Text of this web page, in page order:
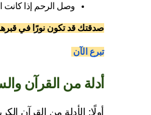
وصل الرحم إذا كانت
صدقتك قد تكون نورًا في
تبرع الآن
أدلة من القرآن
أولًا: الأدلة من القرآن